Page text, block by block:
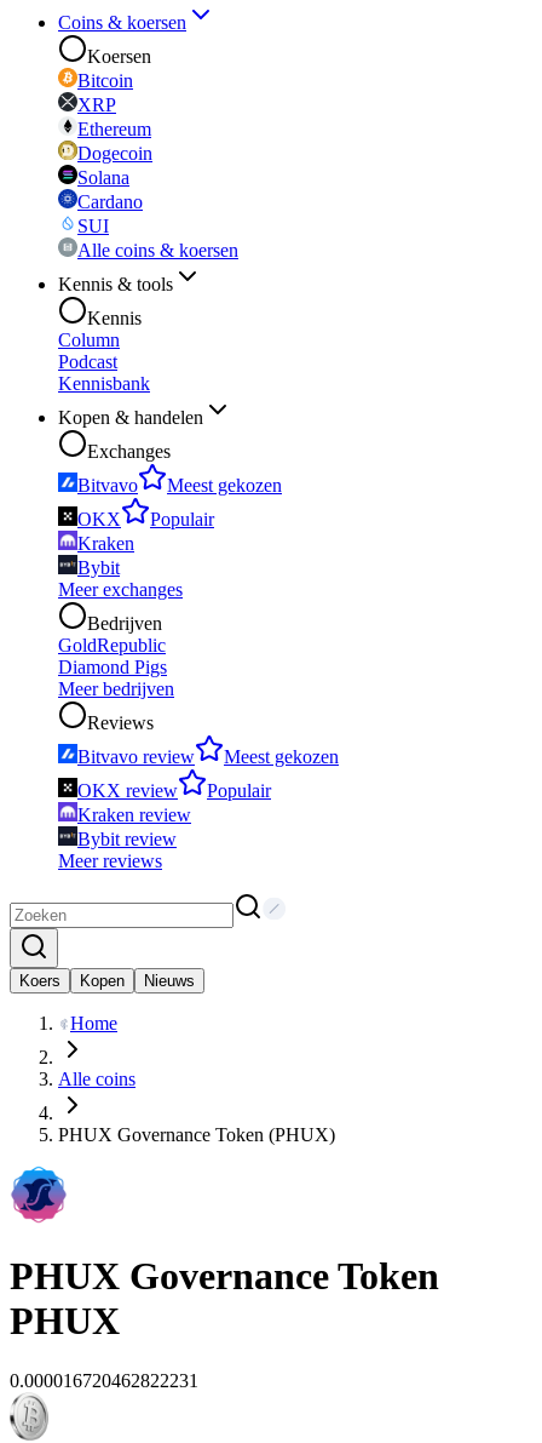
Coins & koersen
Koersen
Bitcoin
XRP
Ethereum
Dogecoin
Solana
Cardano
SUI
Alle coins & koersen
Kennis & tools
Kennis
Column
Podcast
Kennisbank
Kopen & handelen
Exchanges
Bitvavo
Meest gekozen
OKX
Populair
Kraken
Bybit
Meer exchanges
Bedrijven
GoldRepublic
Diamond Pigs
Meer bedrijven
Reviews
Bitvavo review
Meest gekozen
OKX review
Populair
Kraken review
Bybit review
Meer reviews
Koers Kopen Nieuws
Home
Alle coins
PHUX Governance Token (PHUX)
PHUX Governance Token
PHUX
0.000016720462822231